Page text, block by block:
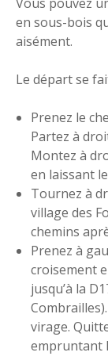
en sous-bois
aisément.
Le départ se
Prenez le
Partez à
Montez à
en laissant
Tournez à
village des
chemins
Prenez à
croisement
jusqu’à la
virage.
empruntant